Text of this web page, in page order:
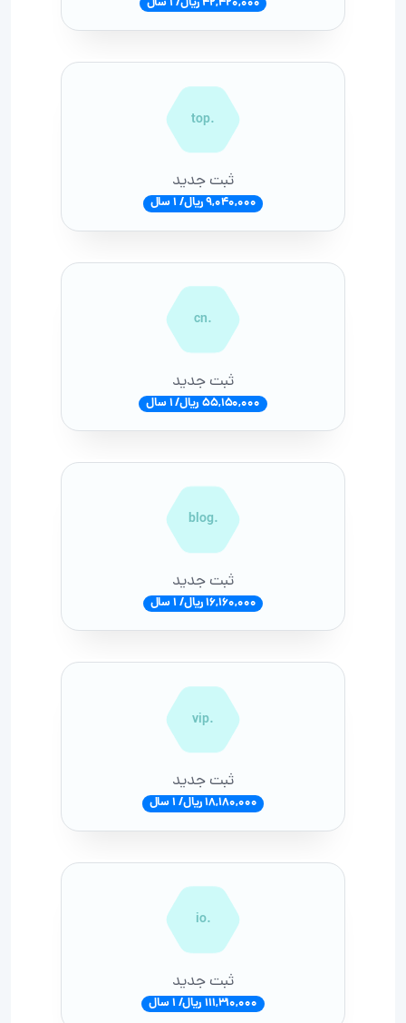
.top
ثبت جدید
9,040,000 ریال/ 1 سال
.cn
ثبت جدید
55,150,000 ریال/ 1 سال
.blog
ثبت جدید
16,160,000 ریال/ 1 سال
.vip
ثبت جدید
18,180,000 ریال/ 1 سال
.io
ثبت جدید
111,310,000 ریال/ 1 سال